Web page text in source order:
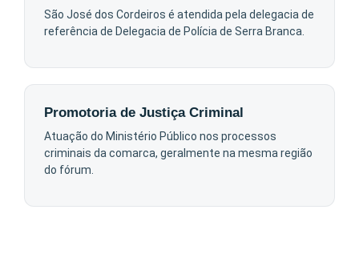
São José dos Cordeiros é atendida pela delegacia de
referência de Delegacia de Polícia de Serra Branca.
Promotoria de Justiça Criminal
Atuação do Ministério Público nos processos
criminais da comarca, geralmente na mesma região
do fórum.